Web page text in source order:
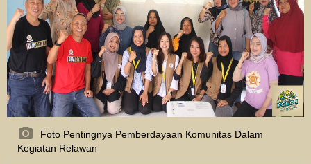
Foto Pentingnya Pemberdayaan Komunitas Dalam
Kegiatan Relawan